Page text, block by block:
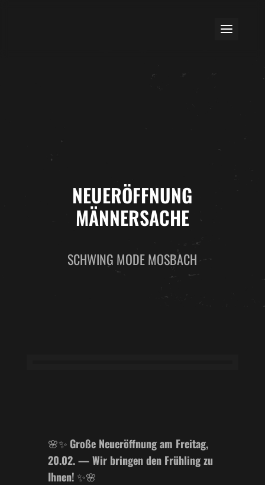
NEUERÖFFNUNG
MÄNNERSACHE
SCHWING MODE MOSBACH
🌸✨ Große Neueröffnung am Freitag,
20.02. — Wir bringen den Frühling zu
Ihnen! ✨🌸